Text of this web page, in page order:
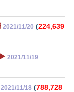
2021/11/20 (224,639
2021/11/19
2021/11/18 (788,728